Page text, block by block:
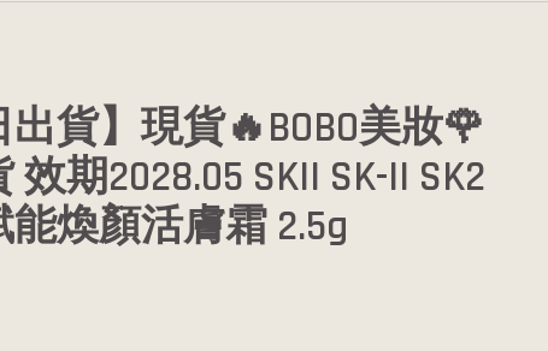
出貨】現貨🔥BOBO美妝🌹
效期2028.05 SKII SK-II SK2
煥顏活膚霜 2.5g